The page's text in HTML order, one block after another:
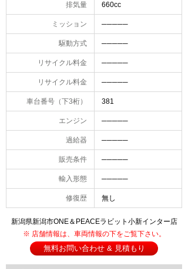
排気量 660cc
ミッション ─────
駆動方式 ─────
リサイクル料金 ─────
リサイクル料金 ─────
車台番号（下3桁） 381
エンジン ─────
過給器 ─────
販売条件 ─────
輸入形態 ─────
修復歴 無し
新潟県新潟市ONE＆PEACEラビット小新インター店
※ 店舗情報は、車両情報の下をご覧下さい。
無料お問い合わせ & 見積もり